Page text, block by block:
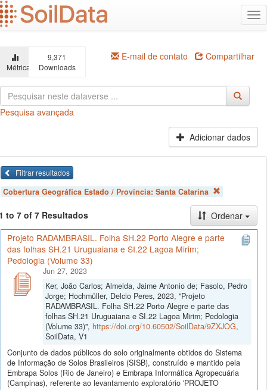
Ir
para
o
principal
Métricas
9,371
Downloads
E-mail de contato Compartilhar
Pesquisa avançada
Adicionar dados
Filtrar resultados
Cobertura Geográfica Estado / Província: Santa Catarina
to 7 of 7 Resultados
Ordenar
Projeto RADAMBRASIL. Folha SH.22 Porto Alegre e parte
das folhas SH.21 Uruguaiana e SI.22 Lagoa Mirim;
Pedologia (Volume 33)
Jun 27, 2023
Ker, João Carlos; Almeida, Jaime Antonio de; Fasolo, Pedro
Jorge; Hochmüller, Delcio Peres, 2023, "Projeto
RADAMBRASIL. Folha SH.22 Porto Alegre e parte das
folhas SH.21 Uruguaiana e SI.22 Lagoa Mirim; Pedologia
(Volume 33)", https://doi.org/10.60502/SoilData/9ZXJOG,
SoilData, V1
Conjunto de dados públicos do solo originalmente obtidos do Sistema
de Informação de Solos Brasileiros (SISB), construído e mantido pela
Embrapa Solos (Rio de Janeiro) e Embrapa Informática Agropecuária
(Campinas), referente ao levantamento exploratório 'PROJETO